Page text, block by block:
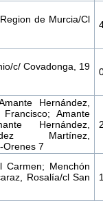
de Murcia/Cl
c/ Covadonga, 19
Hernández,
Amante
Hernández,
Martínez,
Orenes 7
2
Carmen; Menchón
Rosalía/cl San